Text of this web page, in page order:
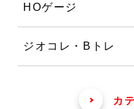
HOゲージ
ジオコレ・Bトレ
カ